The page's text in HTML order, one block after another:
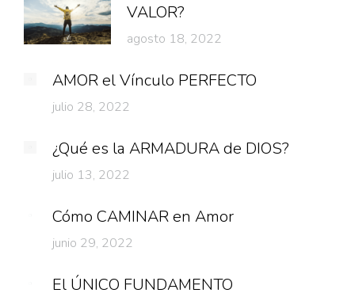
VALOR?
agosto 18, 2022
AMOR el Vínculo PERFECTO
julio 28, 2022
¿Qué es la ARMADURA de DIOS?
julio 13, 2022
Cómo CAMINAR en Amor
junio 29, 2022
El ÚNICO FUNDAMENTO